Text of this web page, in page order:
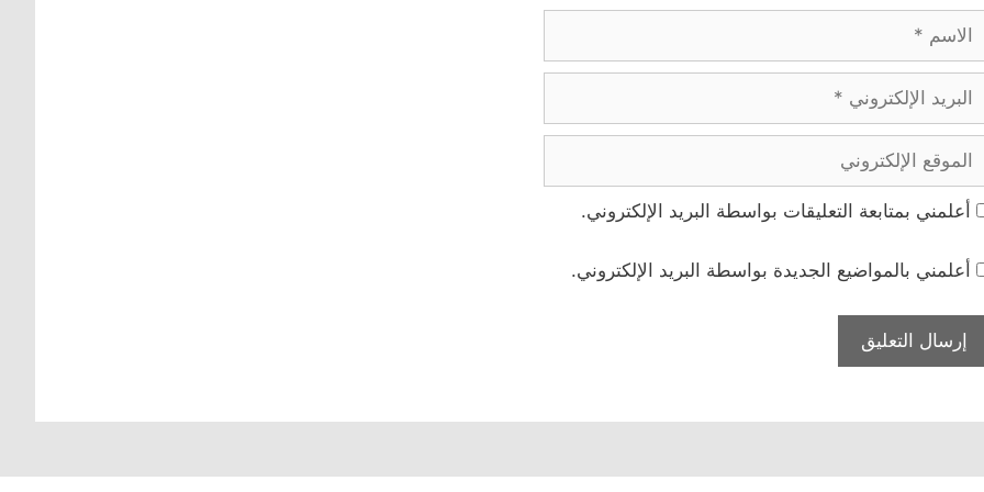
الاسم
البريد
الإلكتروني
الموقع
الإلكتروني
أعلمني بمتابعة التعليقات بواسطة البريد الإلكتروني.
أعلمني بالمواضيع الجديدة بواسطة البريد الإلكتروني.